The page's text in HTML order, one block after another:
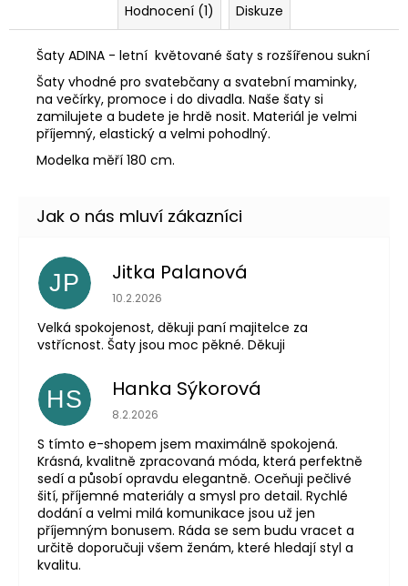
Hodnocení (1)
Diskuze
Šaty ADINA - letní květované šaty s rozšířenou sukní
Šaty vhodné pro svatebčany a svatební maminky,
na večírky, promoce i do divadla. Naše šaty si
zamilujete a budete je hrdě nosit. Materiál je velmi
příjemný, elastický a velmi pohodlný.
Modelka měří 180 cm.
JP Jitka Palanová
Hodnocení obchodu je 5 z 5 hvězdiček.
10.2.2026
Velká spokojenost, děkuji paní majitelce za
vstřícnost. Šaty jsou moc pěkné. Děkuji
HS Hanka Sýkorová
Hodnocení obchodu je 5 z 5 hvězdiček.
8.2.2026
S tímto e-shopem jsem maximálně spokojená.
Krásná, kvalitně zpracovaná móda, která perfektně
sedí a působí opravdu elegantně. Oceňuji pečlivé
šití, příjemné materiály a smysl pro detail. Rychlé
dodání a velmi milá komunikace jsou už jen
příjemným bonusem. Ráda se sem budu vracet a
určitě doporučuji všem ženám, které hledají styl a
kvalitu.